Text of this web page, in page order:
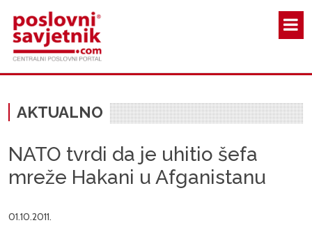
AKTUALNO
NATO tvrdi da je uhitio šefa
mreže Hakani u Afganistanu
01.10.2011.